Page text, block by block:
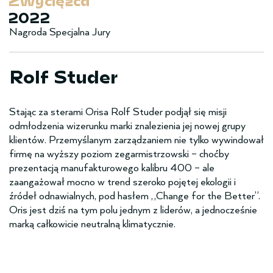
2022
Nagroda Specjalna Jury
Rolf Studer
Stając za sterami Orisa Rolf Studer podjął się misji
odmłodzenia wizerunku marki znalezienia jej nowej grupy
klientów. Przemyślanym zarządzaniem nie tylko wywindował
firmę na wyższy poziom zegarmistrzowski – choćby
prezentacją manufakturowego kalibru 400 – ale
zaangażował mocno w trend szeroko pojętej ekologii i
źródeł odnawialnych, pod hasłem „Change for the Better”.
Oris jest dziś na tym polu jednym z liderów, a jednocześnie
marką całkowicie neutralną klimatycznie.